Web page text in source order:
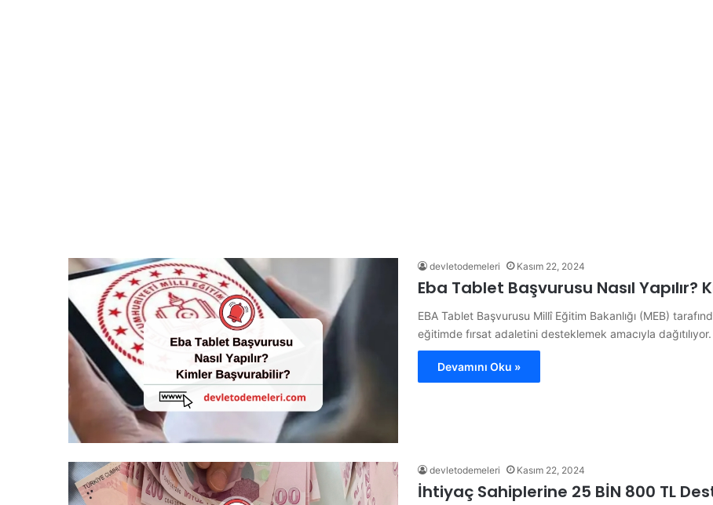
devletodemeleri Kasım 22, 2024
Eba Tablet Başvurusu Nasıl Yapılır?
EBA Tablet Başvurusu Millî Eğitim Bakanlığı (MEB)
eğitimde fırsat adaletini desteklemek amacıyla
Devamını Oku »
devletodemeleri Kasım 22, 2024
İhtiyaç Sahiplerine 25 BİN 800 TL